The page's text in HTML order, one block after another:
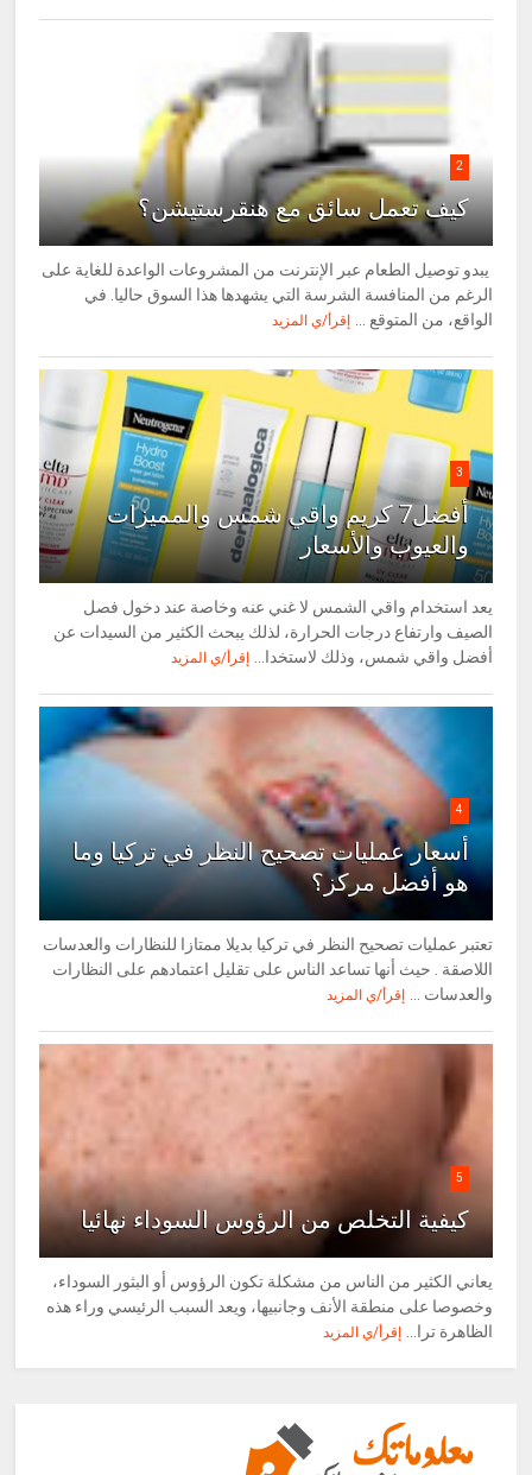
2
كيف تعمل سائق مع هنقرستيشن؟
يبدو توصيل الطعام عبر الإنترنت من المشروعات الواعدة للغاية على
الرغم من المنافسة الشرسة التي يشهدها هذا السوق حاليا. في
الواقع، من المتوقع ...
إقرأ/ي المزيد
3
أفضل7 كريم واقي شمس والمميزات
والعيوب والأسعار
يعد استخدام واقي الشمس لا غني عنه وخاصة عند دخول فصل
الصيف وارتفاع درجات الحرارة، لذلك يبحث الكثير من السيدات عن
أفضل واقي شمس، وذلك لاستخدا...
إقرأ/ي المزيد
4
أسعار عمليات تصحيح النظر في تركيا وما
هو أفضل مركز؟
تعتبر عمليات تصحيح النظر في تركيا بديلا ممتازا للنظارات والعدسات
اللاصقة . حيث أنها تساعد الناس على تقليل اعتمادهم على النظارات
والعدسات ...
إقرأ/ي المزيد
5
كيفية التخلص من الرؤوس السوداء نهائيا
يعاني الكثير من الناس من مشكلة تكون الرؤوس أو البثور السوداء،
وخصوصا على منطقة الأنف وجانبيها، ويعد السبب الرئيسي وراء هذه
الظاهرة ترا...
إقرأ/ي المزيد